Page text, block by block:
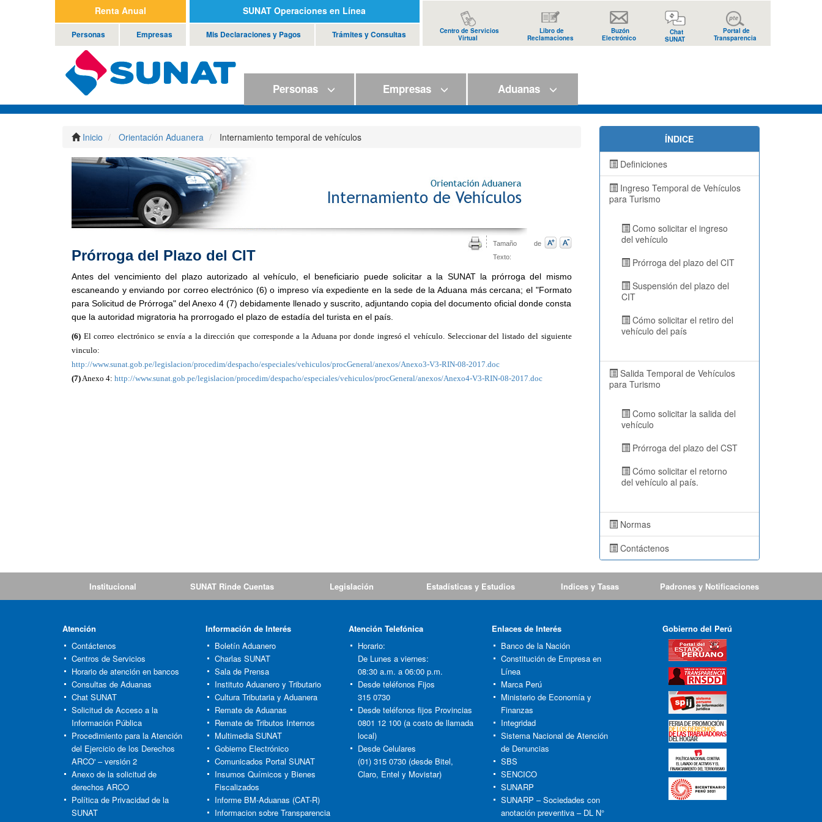
Renta Anual
Personas Empresas
SUNAT Operaciones en Línea
Mis Declaraciones y Pagos Trámites y Consultas
Centro de Servicios
Virtual
Libro de
Reclamaciones
Buzón
Electrónico
Chat
SUNAT
Portal de
Transparencia
Personas Empresas Aduanas
Inicio Orientación Aduanera Internamiento temporal de vehículos
Tamaño de
Texto:
Prórroga del Plazo del CIT
Antes del vencimiento del plazo autorizado al vehículo, el beneficiario puede solicitar a la SUNAT la prórroga del mismo
escaneando y enviando por correo electrónico (6) o impreso vía expediente en la sede de la Aduana más cercana; el "Formato
para Solicitud de Prórroga" del Anexo 4 (7) debidamente llenado y suscrito, adjuntando copia del documento oficial donde consta
que la autoridad migratoria ha prorrogado el plazo de estadía del turista en el país.
(6) El correo electrónico se envía a la dirección que corresponde a la Aduana por donde ingresó el vehículo. Seleccionar del listado del siguiente
vinculo:
http://www.sunat.gob.pe/legislacion/procedim/despacho/especiales/vehiculos/procGeneral/anexos/Anexo3-V3-RIN-08-2017.doc
(7)Anexo 4: http://www.sunat.gob.pe/legislacion/procedim/despacho/especiales/vehiculos/procGeneral/anexos/Anexo4-V3-RIN-08-2017.doc
ÍNDICE
Definiciones
Ingreso Temporal de Vehículos
para Turismo
Como solicitar el ingreso
del vehículo
Prórroga del plazo del CIT
Suspensión del plazo del
CIT
Cómo solicitar el retiro del
vehículo del país
Salida Temporal de Vehículos
para Turismo
Como solicitar la salida del
vehículo
Prórroga del plazo del CST
Cómo solicitar el retorno
del vehículo al país.
Normas
Contáctenos
Institucional SUNAT Rinde Cuentas Legislación Estadísticas y Estudios Indices y Tasas Padrones y Notificaciones
Atención
Contáctenos
Centros de Servicios
Horario de atención en bancos
Consultas de Aduanas
Chat SUNAT
Solicitud de Acceso a la
Información Pública
Procedimiento para la Atención
del Ejercicio de los Derechos
ARCO' – versión 2
Anexo de la solicitud de
derechos ARCO
Política de Privacidad de la
SUNAT
Información de Interés
Boletín Aduanero
Charlas SUNAT
Sala de Prensa
Instituto Aduanero y Tributario
Cultura Tributaria y Aduanera
Remate de Aduanas
Remate de Tributos Internos
Multimedia SUNAT
Gobierno Electrónico
Comunicados Portal SUNAT
Insumos Químicos y Bienes
Fiscalizados
Informe BM-Aduanas (CAT-R)
Informacion sobre Transparencia
Atención Telefónica
Horario:
De Lunes a viernes:
08:30 a.m. a 06:00 p.m.
Desde teléfonos Fijos
315 0730
Desde teléfonos fijos Provincias
0801 12 100 (a costo de llamada
local)
Desde Celulares
(01) 315 0730 (desde Bitel,
Claro, Entel y Movistar)
Enlaces de Interés
Banco de la Nación
Constitución de Empresa en
Línea
Marca Perú
Ministerio de Economía y
Finanzas
Integridad
Sistema Nacional de Atención
de Denuncias
SBS
SENCICO
SUNARP
SUNARP – Sociedades con
anotación preventiva – DL N°
Gobierno del Perú